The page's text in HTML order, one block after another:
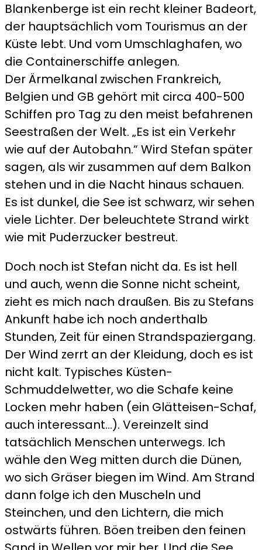
Blankenberge ist ein recht kleiner Badeort,
der hauptsächlich vom Tourismus an der
Küste lebt. Und vom Umschlaghafen, wo
die Containerschiffe anlegen.
Der Ärmelkanal zwischen Frankreich,
Belgien und GB gehört mit circa 400-500
Schiffen pro Tag zu den meist befahrenen
Seestraßen der Welt. „Es ist ein Verkehr
wie auf der Autobahn.“ Wird Stefan später
sagen, als wir zusammen auf dem Balkon
stehen und in die Nacht hinaus schauen.
Es ist dunkel, die See ist schwarz, wir sehen
viele Lichter. Der beleuchtete Strand wirkt
wie mit Puderzucker bestreut.
Doch noch ist Stefan nicht da. Es ist hell
und auch, wenn die Sonne nicht scheint,
zieht es mich nach draußen. Bis zu Stefans
Ankunft habe ich noch anderthalb
Stunden, Zeit für einen Strandspaziergang.
Der Wind zerrt an der Kleidung, doch es ist
nicht kalt. Typisches Küsten-
Schmuddelwetter, wo die Schafe keine
Locken mehr haben (ein Glätteisen-Schaf,
auch interessant…). Vereinzelt sind
tatsächlich Menschen unterwegs. Ich
wähle den Weg mitten durch die Dünen,
wo sich Gräser biegen im Wind. Am Strand
dann folge ich den Muscheln und
Steinchen, und den Lichtern, die mich
ostwärts führen. Böen treiben den feinen